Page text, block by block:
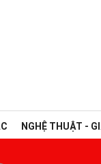
NGHỆ THUẬT -